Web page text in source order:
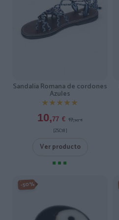
Sandalia Romana de cordones
Azules
★★★★★
★★★★★
10,77 € 17,95 €
[ZSC18 ]
Ver producto
-50%